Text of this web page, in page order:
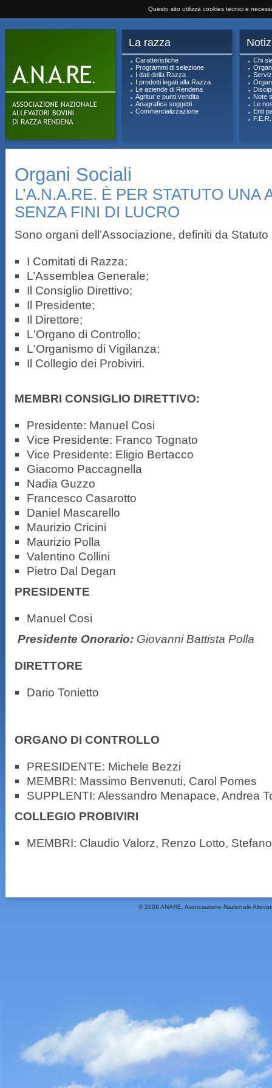
Questo sito utilizza cookies tecnici e
La razza
Caratteristiche
Programmi di selezione
I dati della Razza
I prodotti legati alla Razza
Le aziende di Rendena
Agritur e punti vendita
Anagrafica soggetti
Commercializzazione
Chi
Note
Le
Enti
Organi Sociali
L’A.N.A.RE. È PER STATUTO UNA
SENZA FINI DI LUCRO
Sono organi dell’Associazione, definiti da
I Comitati di Razza;
L’Assemblea Generale;
Il Consiglio Direttivo;
Il Presidente;
Il Direttore;
L'Organo di Controllo;
L'Organismo di Vigilanza;
Il Collegio dei Probiviri.
MEMBRI CONSIGLIO DIRETTIVO:
Presidente: Manuel Cosi
Vice Presidente: Franco Tognato
Vice Presidente: Eligio Bertacco
Giacomo Paccagnella
Nadia Guzzo
Francesco Casarotto
Daniel Mascarello
Maurizio Cricini
Maurizio Polla
Valentino Collini
Pietro Dal Degan
PRESIDENTE
Manuel Cosi
Presidente Onorario: Giovanni Battista Polla
DIRETTORE
Dario Tonietto
ORGANO DI CONTROLLO
PRESIDENTE: Michele Bezzi
MEMBRI: Massimo Benvenuti, Carol Pomes
SUPPLENTI: Alessandro Menapace, Andrea
COLLEGIO PROBIVIRI
MEMBRI: Claudio Valorz, Renzo Lotto,
© 2008 ANARE, Associazione Nazionale